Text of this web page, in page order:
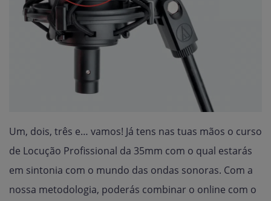
Um, dois, três e… vamos! Já tens nas tuas mãos o curso
de Locução Profissional da 35mm com o qual estarás
em sintonia com o mundo das ondas sonoras. Com a
nossa metodologia, poderás combinar o online com o